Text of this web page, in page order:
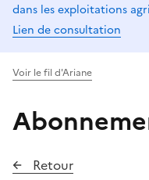
dans les exploitations
Lien de consultation
Voir le fil d'Ariane
Retour